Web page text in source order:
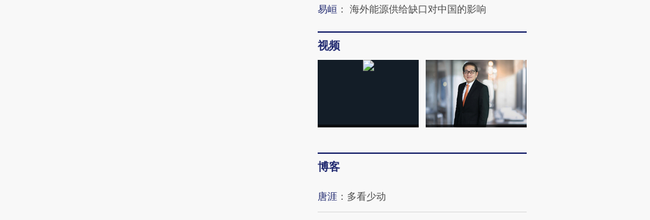
易峘 ： 海外能源供给缺口对中国的影响
视频
博客
唐涯 ： 多看少动